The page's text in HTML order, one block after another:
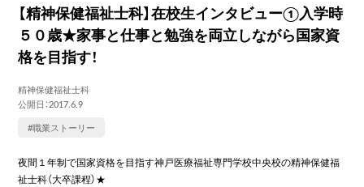
【精神保健福祉士科】在校生インタビュー①入学時
５０歳★家事と仕事と勉強を両立しながら国家資
格を目指す！
精神保健福祉士科
公開日：2017.6.9
#職業ストーリー
夜間１年制で国家資格を目指す神戸医療福祉専門学校中央校の精神保健福
祉士科（大卒課程）★